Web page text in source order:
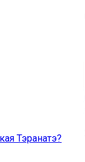
Тэранатэ?